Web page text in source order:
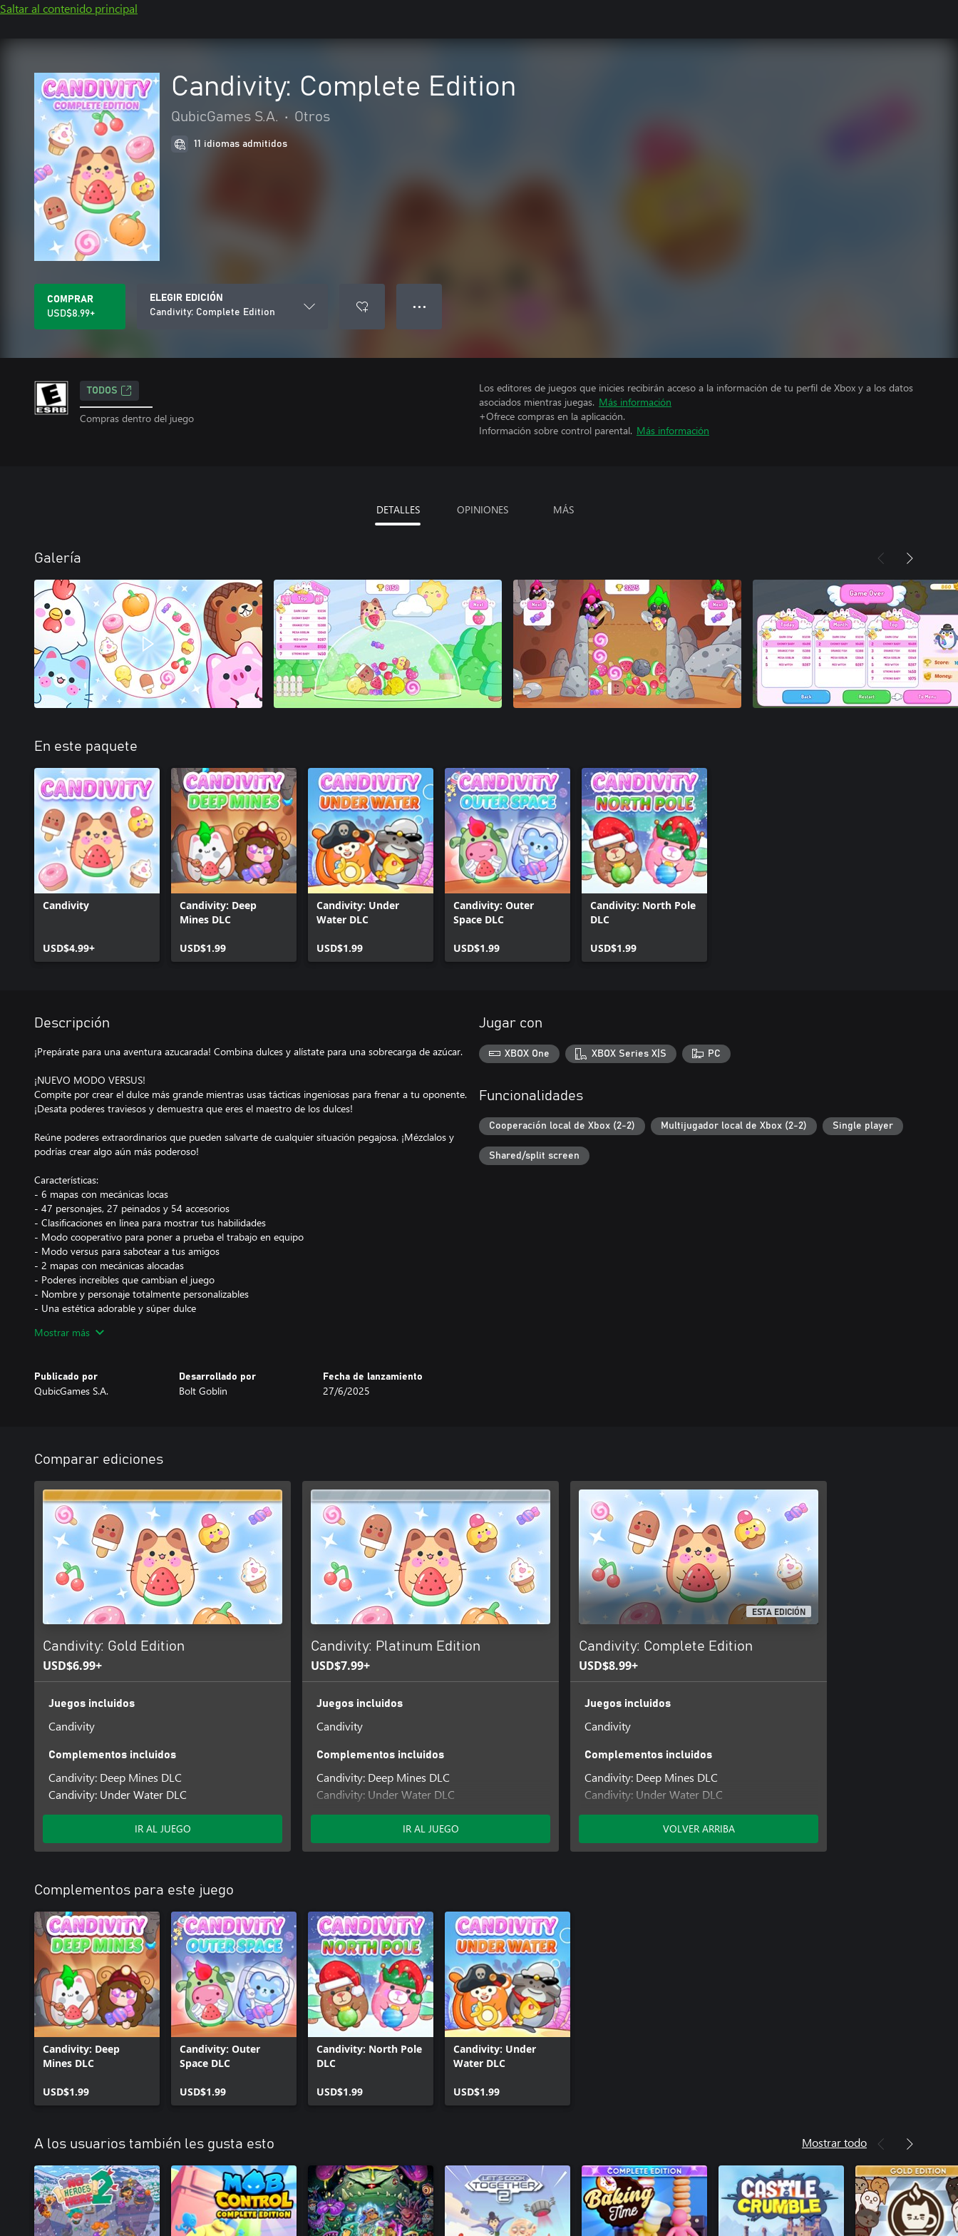
Saltar al contenido principal
Candivity: Complete Edition
QubicGames S.A. • Otros
11 idiomas admitidos
COMPRAR
USD$8.99+
ELEGIR EDICIÓN
Candivity: Complete Edition
● ● ●
TODOS
Compras dentro del juego
Los editores de juegos que inicies recibirán acceso a la información de tu perfil de Xbox y a los datos
asociados mientras juegas. Más información
+Ofrece compras en la aplicación.
Información sobre control parental. Más información
DETALLES OPINIONES MÁS
Galería
En este paquete
Candivity
USD$4.99+
Candivity: Deep
Mines DLC
USD$1.99
Candivity: Under
Water DLC
USD$1.99
Candivity: Outer
Space DLC
USD$1.99
Candivity: North Pole
DLC
USD$1.99
Descripción
¡Prepárate para una aventura azucarada! Combina dulces y alístate para una sobrecarga de azúcar.
¡NUEVO MODO VERSUS!
Compite por crear el dulce más grande mientras usas tácticas ingeniosas para frenar a tu oponente.
¡Desata poderes traviesos y demuestra que eres el maestro de los dulces!
Reúne poderes extraordinarios que pueden salvarte de cualquier situación pegajosa. ¡Mézclalos y
podrías crear algo aún más poderoso!
Características:
- 6 mapas con mecánicas locas
- 47 personajes, 27 peinados y 54 accesorios
- Clasificaciones en línea para mostrar tus habilidades
- Modo cooperativo para poner a prueba el trabajo en equipo
- Modo versus para sabotear a tus amigos
- 2 mapas con mecánicas alocadas
- Poderes increíbles que cambian el juego
- Nombre y personaje totalmente personalizables
- Una estética adorable y súper dulce
Viaja por mundos llenos de sorpresas. Cada uno tiene sus propios desafíos. ¿Podrás dominarlos
¡Endulza tu día con un nuevo récord!
Mostrar más
Publicado por
QubicGames S.A.
Desarrollado por
Bolt Goblin
Fecha de lanzamiento
27/6/2025
Jugar con
XBOX One XBOX Series X|S PC
Funcionalidades
Cooperación local de Xbox (2-2) Multijugador local de Xbox (2-2) Single player
Shared/split screen
Comparar ediciones
Candivity: Gold Edition
USD$6.99+
Juegos incluidos
Candivity
Complementos incluidos
Candivity: Deep Mines DLC
Candivity: Under Water DLC
IR AL JUEGO
Candivity: Platinum Edition
USD$7.99+
Juegos incluidos
Candivity
Complementos incluidos
Candivity: Deep Mines DLC
Candivity: Under Water DLC
Candivity: North Pole DLC
IR AL JUEGO
ESTA EDICIÓN
Candivity: Complete Edition
USD$8.99+
Juegos incluidos
Candivity
Complementos incluidos
Candivity: Deep Mines DLC
Candivity: Under Water DLC
Candivity: Outer Space DLC
Candivity: North Pole DLC
VOLVER ARRIBA
Complementos para este juego
Candivity: Deep
Mines DLC
USD$1.99
Candivity: Outer
Space DLC
USD$1.99
Candivity: North Pole
DLC
USD$1.99
Candivity: Under
Water DLC
USD$1.99
A los usuarios también les gusta esto Mostrar todo